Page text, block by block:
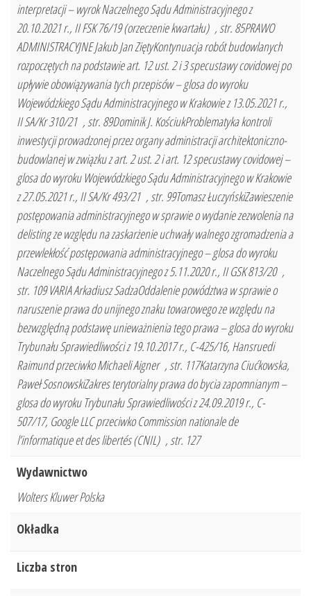
interpretacji – wyrok Naczelnego Sądu Administracyjnego z
20.10.2021 r., II FSK 76/19 (orzeczenie kwartału) , str. 85PRAWO
ADMINISTRACYJNE Jakub Jan ZiętyKontynuacja robót budowlanych
rozpoczętych na podstawie art. 12 ust. 2 i 3 specustawy covidowej po
upływie obowiązywania tych przepisów – glosa do wyroku
Wojewódzkiego Sądu Administracyjnego w Krakowie z 13.05.2021 r.,
II SA/Kr 310/21 , str. 89Dominik J. KościukProblematyka kontroli
inwestycji prowadzonej przez organy administracji architektoniczno-
budowlanej w związku z art. 2 ust. 2 i art. 12 specustawy covidowej –
glosa do wyroku Wojewódzkiego Sądu Administracyjnego w Krakowie
z 27.05.2021 r., II SA/Kr 493/21 , str. 99Tomasz ŁuczyńskiZawieszenie
postępowania administracyjnego w sprawie o wydanie zezwolenia na
delisting ze względu na zaskarżenie uchwały walnego zgromadzenia a
przewlekłość postępowania administracyjnego – glosa do wyroku
Naczelnego Sądu Administracyjnego z 5.11.2020 r., II GSK 813/20 ,
str. 109 VARIA Arkadiusz SadzaOddalenie powództwa w sprawie o
naruszenie prawa do unijnego znaku towarowego ze względu na
bezwzględną podstawę unieważnienia tego prawa – glosa do wyroku
Trybunału Sprawiedliwości z 19.10.2017 r., C-425/16, Hansruedi
Raimund przeciwko Michaeli Aigner , str. 117Katarzyna Ciućkowska,
Paweł SosnowskiZakres terytorialny prawa do bycia zapomnianym –
glosa do wyroku Trybunału Sprawiedliwości z 24.09.2019 r., C-
507/17, Google LLC przeciwko Commission nationale de
l’informatique et des libertés (CNIL) , str. 127
Wydawnictwo
Wolters Kluwer Polska
Okładka
Liczba stron